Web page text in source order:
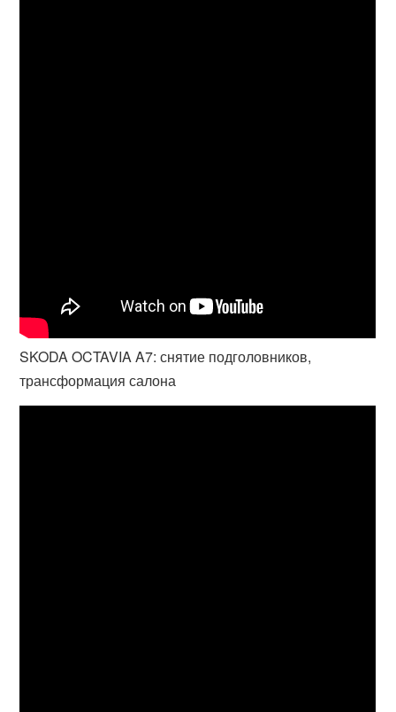
SKODA OCTAVIA A7: снятие подголовников,
трансформация салона